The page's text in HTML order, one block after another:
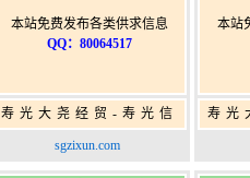
本站免费发布各类供求信息
QQ：80064517
寿光大尧经贸-寿光信
息网-免费信息发布网-
sgzixun.com
本站
寿光